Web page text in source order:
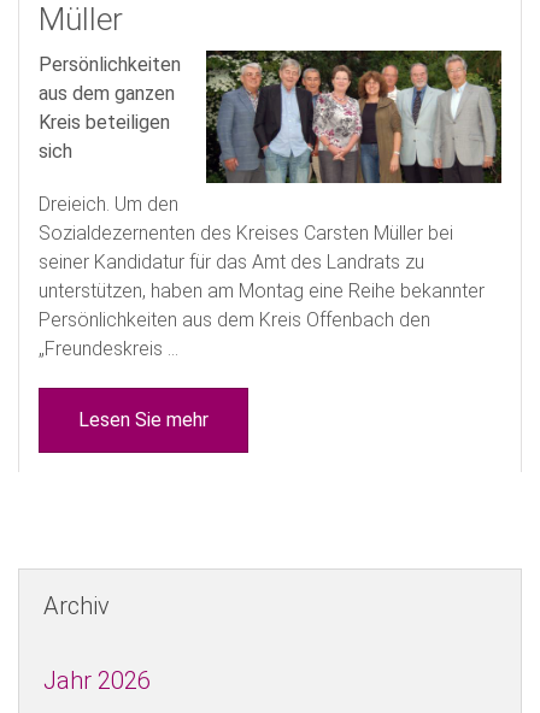
Müller
Persönlichkeiten
aus dem ganzen
Kreis beteiligen
sich
Dreieich. Um den
Sozialdezernenten des Kreises Carsten Müller bei
seiner Kandidatur für das Amt des Landrats zu
unterstützen, haben am Montag eine Reihe bekannter
Persönlichkeiten aus dem Kreis Offenbach den
„Freundeskreis ...
Lesen Sie mehr
Archiv
Jahr 2026